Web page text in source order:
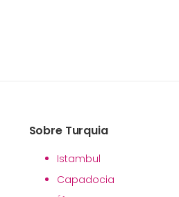
Sobre Turquia
Istambul
Capadocia